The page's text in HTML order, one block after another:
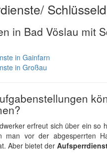
in Bad Vöslau mit
in Gainfarn
in Großau
erfreut sich über ein so
man vor der abgesperrten
Aber bietet der